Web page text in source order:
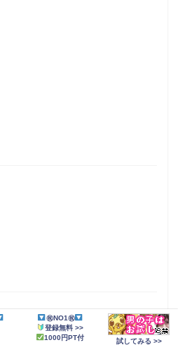
㊗NO1㊗
登録無料 >>
1000円PT付
試してみる >>